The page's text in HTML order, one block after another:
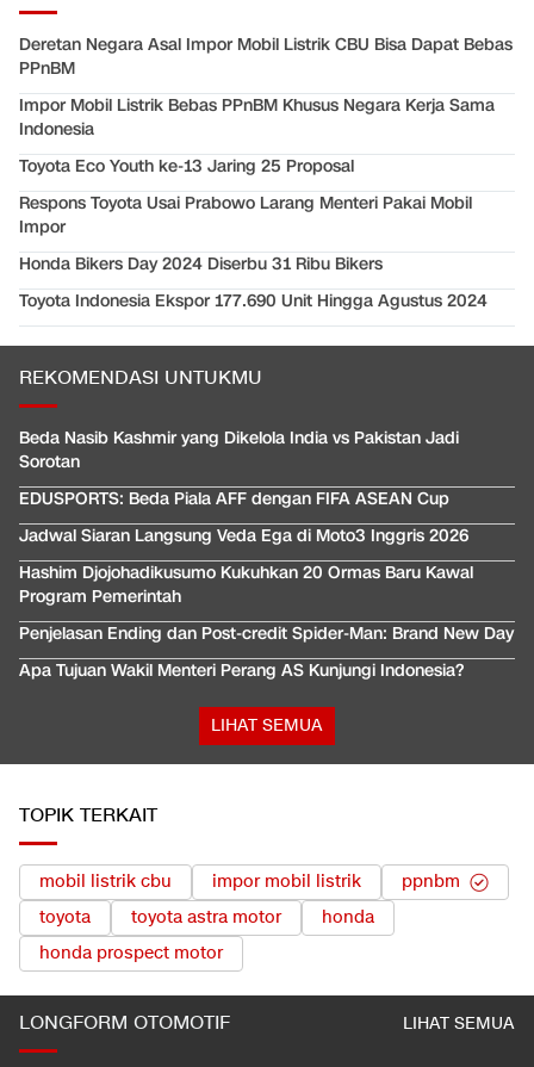
Deretan Negara Asal Impor Mobil Listrik CBU Bisa Dapat Bebas
PPnBM
Impor Mobil Listrik Bebas PPnBM Khusus Negara Kerja Sama
Indonesia
Toyota Eco Youth ke-13 Jaring 25 Proposal
Respons Toyota Usai Prabowo Larang Menteri Pakai Mobil
Impor
Honda Bikers Day 2024 Diserbu 31 Ribu Bikers
Toyota Indonesia Ekspor 177.690 Unit Hingga Agustus 2024
REKOMENDASI UNTUKMU
Beda Nasib Kashmir yang Dikelola India vs Pakistan Jadi
Sorotan
EDUSPORTS: Beda Piala AFF dengan FIFA ASEAN Cup
Jadwal Siaran Langsung Veda Ega di Moto3 Inggris 2026
Hashim Djojohadikusumo Kukuhkan 20 Ormas Baru Kawal
Program Pemerintah
Penjelasan Ending dan Post-credit Spider-Man: Brand New Day
Apa Tujuan Wakil Menteri Perang AS Kunjungi Indonesia?
LIHAT SEMUA
TOPIK TERKAIT
mobil listrik cbu impor mobil listrik
ppnbm
toyota
toyota astra motor
honda
honda prospect motor
LONGFORM OTOMOTIF LIHAT SEMUA